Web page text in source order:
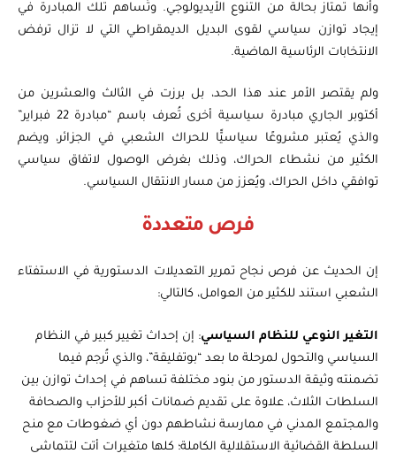
وأنها تمتاز بحالة من التنوع الأيديولوجي. وتُساهم تلك المبادرة في
إيجاد توازن سياسي لقوى البديل الديمقراطي التي لا تزال ترفض
الانتخابات الرئاسية الماضية.
ولم يقتصر الأمر عند هذا الحد، بل برزت في الثالث والعشرين من
أكتوبر الجاري مبادرة سياسية أخرى تُعرف باسم “مبادرة 22 فبراير”
والذي يُعتبر مشروعًا سياسيًّا للحراك الشعبي في الجزائر، ويضم
الكثير من نشطاء الحراك، وذلك بغرض الوصول لاتفاق سياسي
توافقي داخل الحراك، ويُعزز من مسار الانتقال السياسي.
فرص متعددة
إن الحديث عن فرص نجاح تمرير التعديلات الدستورية في الاستفتاء
الشعبي استند للكثير من العوامل، كالتالي:
التغير النوعي للنظام السياسي: إن إحداث تغيير كبير في النظام
السياسي والتحول لمرحلة ما بعد “بوتفليقة”، والذي تُرجم فيما
تضمنته وثيقة الدستور من بنود مختلفة تساهم في إحداث توازن بين
السلطات الثلاث، علاوة على تقديم ضمانات أكبر للأحزاب والصحافة
والمجتمع المدني في ممارسة نشاطهم دون أي ضغوطات مع منح
السلطة القضائية الاستقلالية الكاملة؛ كلها متغيرات أتت لتتماشى